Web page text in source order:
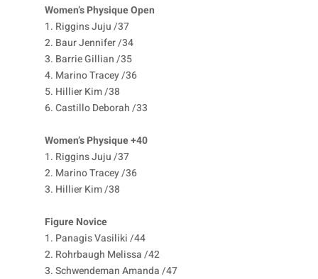
Women’s Physique Open
1. Riggins Juju /37
2. Baur Jennifer /34
3. Barrie Gillian /35
4. Marino Tracey /36
5. Hillier Kim /38
6. Castillo Deborah /33
Women’s Physique +40
1. Riggins Juju /37
2. Marino Tracey /36
3. Hillier Kim /38
Figure Novice
1. Panagis Vasiliki /44
2. Rohrbaugh Melissa /42
3. Schwendeman Amanda /47